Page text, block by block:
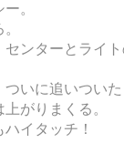
。
ンターとライ
ついに追いつい
がりまくる。
イタッチ！